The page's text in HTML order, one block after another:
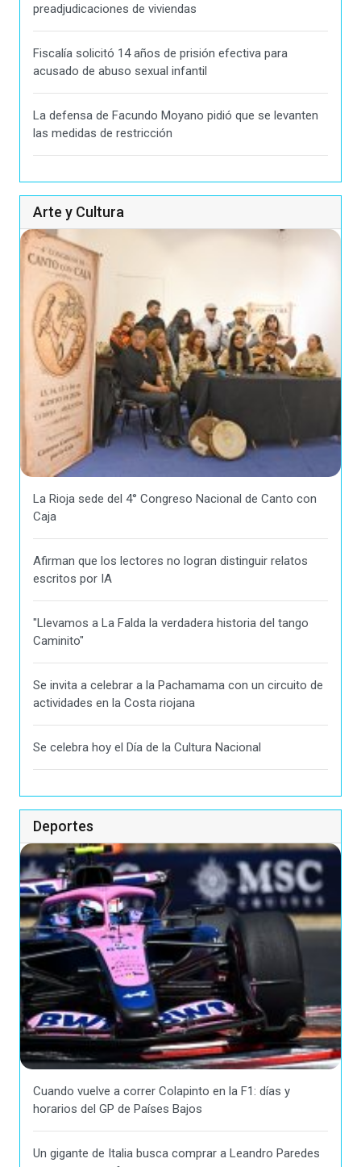
preadjudicaciones de viviendas
Fiscalía solicitó 14 años de prisión efectiva para
acusado de abuso sexual infantil
La defensa de Facundo Moyano pidió que se levanten
las medidas de restricción
Arte y Cultura
La Rioja sede del 4° Congreso Nacional de Canto con
Caja
Afirman que los lectores no logran distinguir relatos
escritos por IA
"Llevamos a La Falda la verdadera historia del tango
Caminito"
Se invita a celebrar a la Pachamama con un circuito de
actividades en la Costa riojana
Se celebra hoy el Día de la Cultura Nacional
Deportes
Cuando vuelve a correr Colapinto en la F1: días y
horarios del GP de Países Bajos
Un gigante de Italia busca comprar a Leandro Paredes